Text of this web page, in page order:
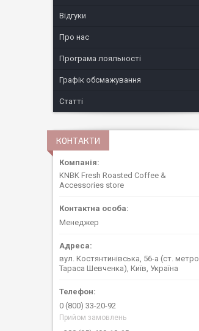
Відгуки
Про нас
Програма лояльності
Графік обсмажування
Статті
КОНТАКТИ
KNBK Fresh Roasted Coffee &
Accessories store
Менеджер
вул. Костянтинівська, 56-а (ст. метро
Тараса Шевченка), Київ, Україна
0 (800) 33-20-92
Прийом замовлень